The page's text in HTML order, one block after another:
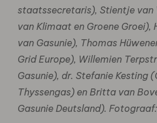
staatssecretaris), Stientje van
van Klimaat en Groene Groei),
van Gasunie), Thomas
Grid Europe), Willemien
Gasunie), dr. Stefanie Kesting
Thyssengas) en Britta van
Gasunie Deutsland).